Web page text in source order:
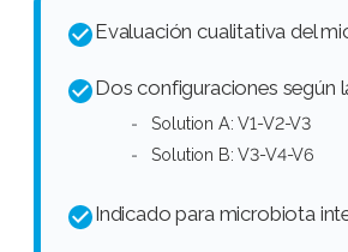
Evaluación cualitativa del
Dos configuraciones según
Solution A: V1-V2-V3
Solution B: V3-V4-V6
Indicado para microbiota